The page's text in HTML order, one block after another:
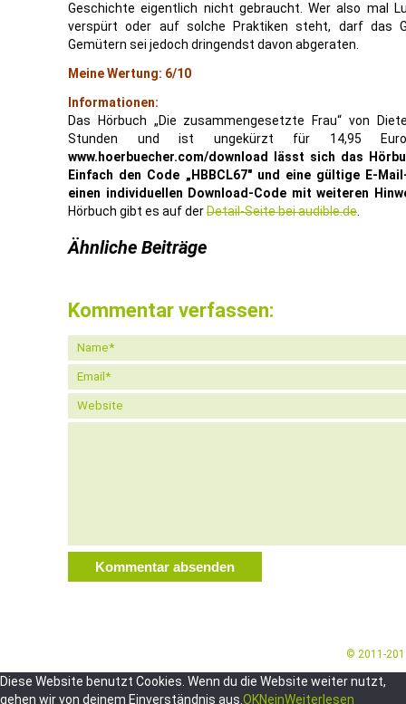
Geschichte eigentlich nicht gebraucht. Wer also mal
verspürt oder auf solche Praktiken steht, darf das
Gemütern sei jedoch dringendst davon abgeraten.
Meine Wertung: 6/10
Informationen:
Das Hörbuch „Die zusammengesetzte Frau“ von
Stunden und ist ungekürzt für 14,95
www.hoerbuecher.com/download lässt sich das
Einfach den Code „HBBCL67″ und eine gültige E-
einen individuellen Download-Code mit weiteren
Hörbuch gibt es auf derDetail-Seite bei audible.de
Ähnliche Beiträge
Kommentar verfassen:
© 2011-
Diese Website benutzt Cookies. Wenn du die Website weiter nutzt,
gehen wir von deinem Einverständnis aus. OKNeinWeiterlesen